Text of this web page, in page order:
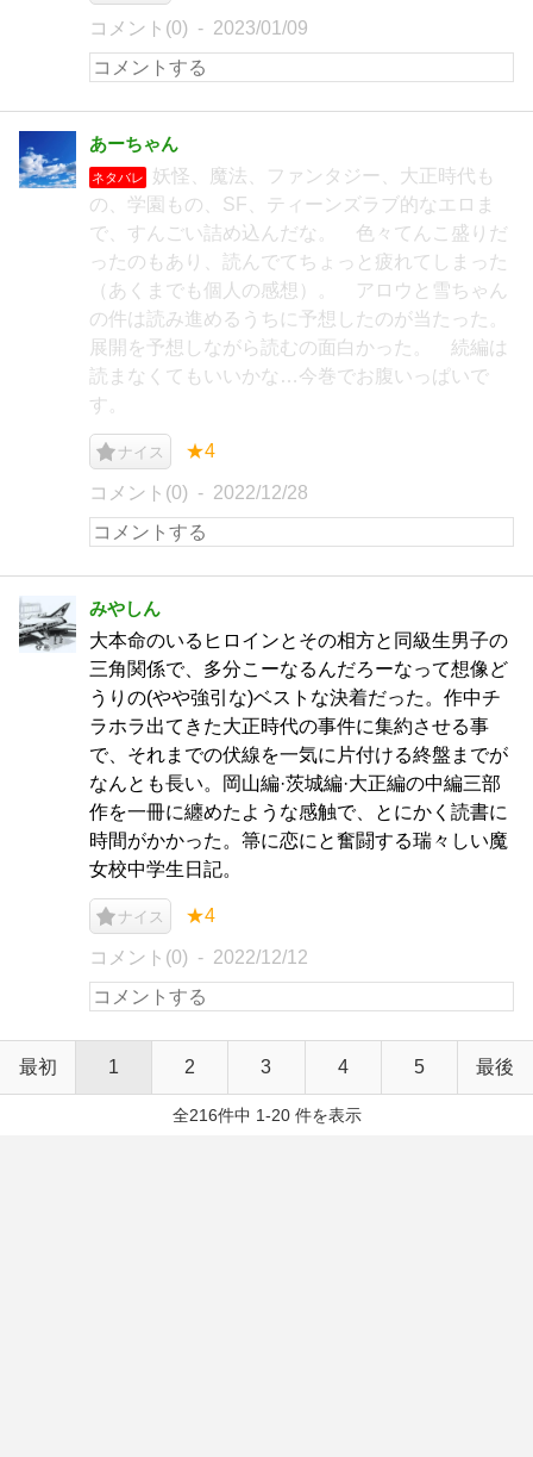
コメント(0) 2023/01/09
あーちゃん
ネタバレ
妖怪、魔法、ファンタジー、大正時代も
の、学園もの、SF、ティーンズラブ的なエロま
で、すんごい詰め込んだな。 色々てんこ盛りだ
ったのもあり、読んでてちょっと疲れてしまった
（あくまでも個人の感想）。 アロウと雪ちゃん
の件は読み進めるうちに予想したのが当たった。
展開を予想しながら読むの面白かった。 続編は
読まなくてもいいかな…今巻でお腹いっぱいで
す。
ナイス ★4
コメント(0) 2022/12/28
みやしん
大本命のいるヒロインとその相方と同級生男子の
三角関係で、多分こーなるんだろーなって想像ど
うりの(やや強引な)ベストな決着だった。作中チ
ラホラ出てきた大正時代の事件に集約させる事
で、それまでの伏線を一気に片付ける終盤までが
なんとも長い。岡山編·茨城編·大正編の中編三部
作を一冊に纏めたような感触で、とにかく読書に
時間がかかった。箒に恋にと奮闘する瑞々しい魔
女校中学生日記。
ナイス ★4
コメント(0) 2022/12/12
最初 1 2 3 4 5 最後
全216件中 1-20 件を表示